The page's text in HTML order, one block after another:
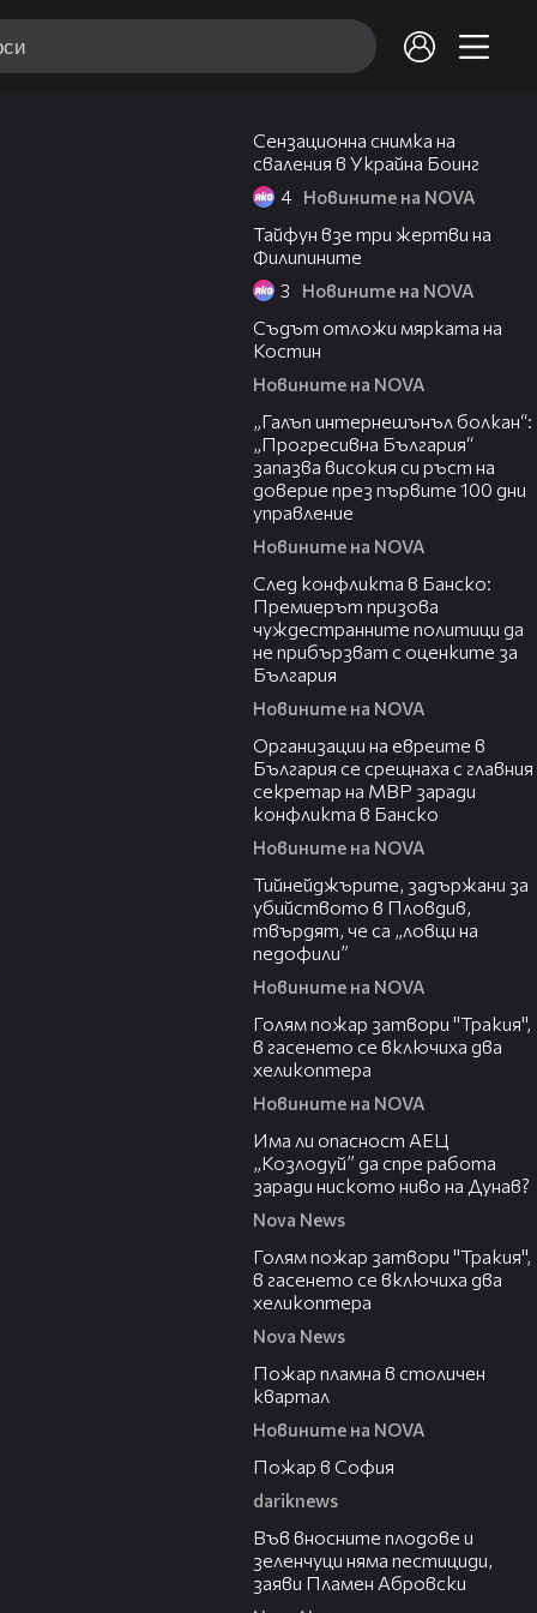
Сензационна снимка на
сваления в Украйна Боинг
4 Новините на NOVA
Тайфун взе три жертви на
Филипините
3 Новините на NOVA
Съдът отложи мярката на
Костин
Новините на NOVA
„Галъп интернешънъл болкан“:
„Прогресивна България“
запазва високия си ръст на
доверие през първите 100 дни
управление
Новините на NOVA
След конфликта в Банско:
Премиерът призова
чуждестранните политици да
не прибързват с оценките за
България
Новините на NOVA
Организации на евреите в
България се срещнаха с главния
секретар на МВР заради
конфликта в Банско
Новините на NOVA
Тийнейджърите, задържани за
убийството в Пловдив,
твърдят, че са „ловци на
педофили”
Новините на NOVA
Голям пожар затвори "Тракия",
в гасенето се включиха два
хеликоптера
Новините на NOVA
Има ли опасност АЕЦ
„Козлодуй” да спре работа
заради ниското ниво на Дунав?
Nova News
Голям пожар затвори "Тракия",
в гасенето се включиха два
хеликоптера
Nova News
Пожар пламна в столичен
квартал
Новините на NOVA
Пожар в София
dariknews
Във вносните плодове и
зеленчуци няма пестициди,
заяви Пламен Абровски